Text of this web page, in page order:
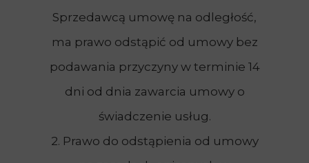
Sprzedawcą umowę na odległość,
ma prawo odstąpić od umowy bez
podawania przyczyny w terminie 14
dni od dnia zawarcia umowy o
świadczenie usług.
2. Prawo do odstąpienia od umowy